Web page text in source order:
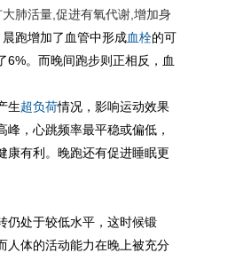
肺活量,促进有氧代谢,增加身
晨跑增加了血管中形成血栓的可
6%。而晚间跑步则正相反，血
生超负荷情况，影响运动效果
，心跳频率最平稳或偏低，
康有利。晚跑还有促进睡眠更
仍处于较低水平，这时候锻
人体的活动能力在晚上被充分